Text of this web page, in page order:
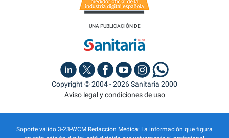
UNA PUBLICACIÓN DE
Copyright © 2004 - 2026 Sanitaria 2000
Aviso legal y condiciones de uso
Soporte válido 3-23-WCM Redacción Médica: La información que figura